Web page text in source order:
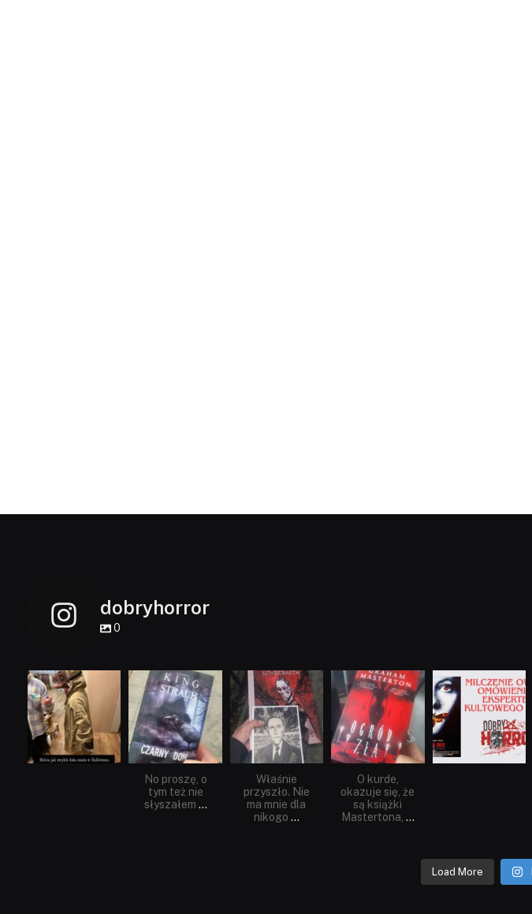
dobryhorror
0
dobryhorror
Lis 1
dobryhorror
Wrz 23
No proszę, o
tym też nie
słyszałem ...
dobryhorror
Wrz 19
Właśnie
przyszło. Nie
ma mnie dla
nikogo ...
dobryhorror
Sie 23
O kurde,
okazuje się, że
są książki
Mastertona, ...
dobryhorror
Sie 19
Load More